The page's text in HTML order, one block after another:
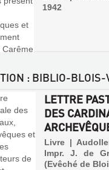
1942
: BIBLIO-BLOIS-
LETTRE
DES
Livre |
Impr. J. de
(Evêché de